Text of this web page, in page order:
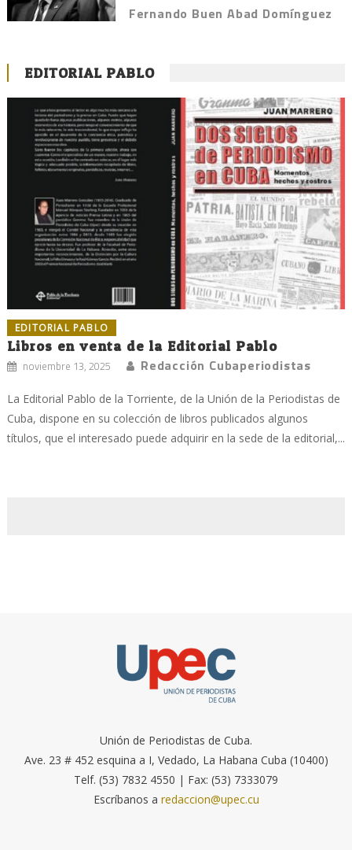
Fernando Buen Abad Domínguez
EDITORIAL PABLO
EDITORIAL PABLO
Libros en venta de la Editorial Pablo
noviembre 13, 2025 Redacción Cubaperiodistas
La Editorial Pablo de la Torriente, de la Unión de la Periodistas de
Cuba, dispone en su colección de libros publicados algunos
títulos, que el interesado puede adquirir en la sede de la editorial,...
Unión de Periodistas de Cuba.
Ave. 23 # 452 esquina a I, Vedado, La Habana Cuba (10400)
Telf. (53) 7832 4550 | Fax: (53) 7333079
Escríbanos a redaccion@upec.cu